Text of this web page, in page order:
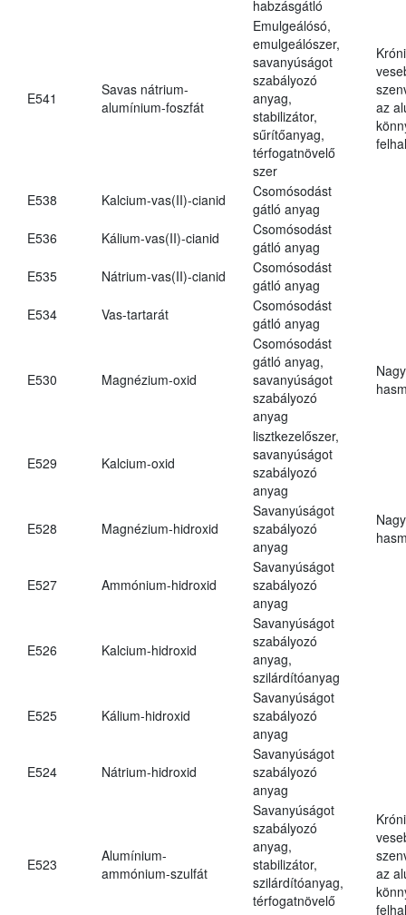
habzásgátló
E541
Savas nátrium-
alumínium-foszfát
Emulgeálósó,
emulgeálószer,
savanyúságot
szabályozó
anyag,
stabilizátor,
sűrítőanyag,
térfogatnövelő
szer
az
E538 Kalcium-vas(II)-cianid
Csomósodást
gátló anyag
E536
Kálium-vas(II)-cianid
Csomósodást
gátló anyag
E535
Nátrium-vas(II)-cianid
Csomósodást
gátló anyag
E534
Vas-tartarát
Csomósodást
gátló anyag
E530 Magnézium-oxid
Csomósodást
gátló anyag,
savanyúságot
szabályozó
anyag
E529 Kalcium-oxid
lisztkezelőszer,
savanyúságot
szabályozó
anyag
E528 Magnézium-hidroxid
Savanyúságot
szabályozó
anyag
E527 Ammónium-hidroxid
Savanyúságot
szabályozó
anyag
E526 Kalcium-hidroxid
Savanyúságot
szabályozó
anyag,
szilárdítóanyag
E525 Kálium-hidroxid
Savanyúságot
szabályozó
anyag
E524 Nátrium-hidroxid
Savanyúságot
szabályozó
anyag
E523
Alumínium-
ammónium-szulfát
Savanyúságot
szabályozó
anyag,
stabilizátor,
szilárdítóanyag,
térfogatnövelő
az